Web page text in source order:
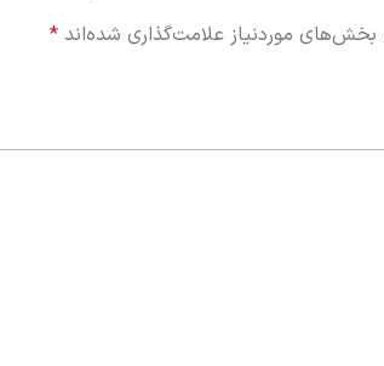
بخش‌های موردنیاز علامت‌گذاری شده‌اند *